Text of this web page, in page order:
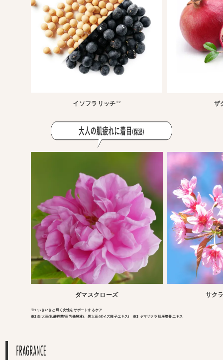
イソフラリッチ ※2 ザ
ダマスクローズ サク
※1 いきいきと輝く女性をサポートするケア
※2 白大豆(乳酸桿菌/豆乳発酵液)、黒大豆(ダイズ種子エキス) ※3 ヤマザクラ胎座培養エキス